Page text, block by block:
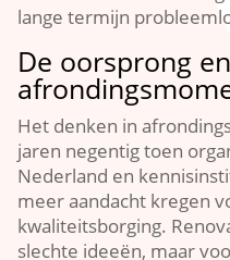
lange termijn
De oorsprong
Het denken in
jaren negentig toen
Nederland en
meer aandacht kregen
kwaliteitsborging.​
slechte ideeën, maar